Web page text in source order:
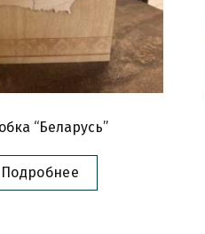
“Беларусь”
Подробнее